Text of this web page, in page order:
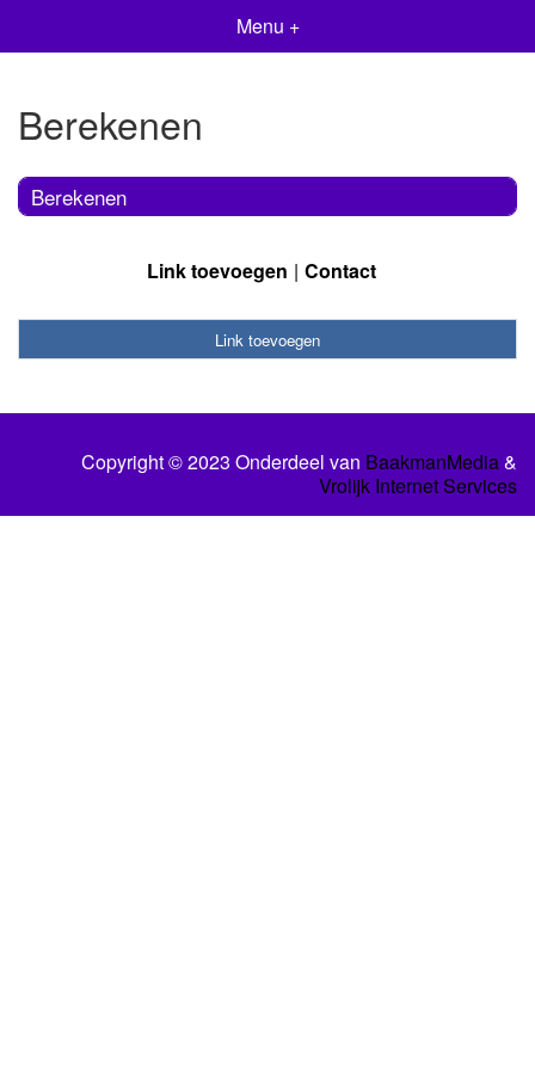
Menu +
Berekenen
Berekenen
Link toevoegen Contact
Link toevoegen
Copyright © 2023 Onderdeel van BaakmanMedia&
Vrolijk Internet Services